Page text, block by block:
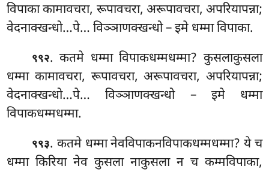
विपाका कामावचरा, रूपावचरा, अरूपावचरा, अपरियापन्ना;
वेदनाक्खन्धो…पे… विञ्ञाणक्खन्धो – इमे धम्मा विपाका.
९९२. कतमे धम्मा विपाकधम्मधम्मा? कुसलाकुसला
धम्मा कामावचरा, रूपावचरा, अरूपावचरा, अपरियापन्ना;
वेदनाक्खन्धो…पे… विञ्ञाणक्खन्धो – इमे धम्मा
विपाकधम्मधम्मा.
९९३. कतमे धम्मा नेवविपाकनविपाकधम्मधम्मा? ये च
धम्मा किरिया नेव कुसला नाकुसला न च कम्मविपाका,